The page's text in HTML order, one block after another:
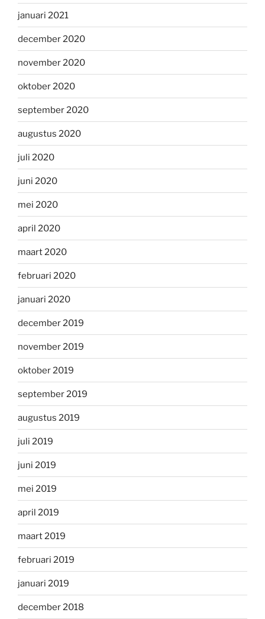
januari 2021
december 2020
november 2020
oktober 2020
september 2020
augustus 2020
juli 2020
juni 2020
mei 2020
april 2020
maart 2020
februari 2020
januari 2020
december 2019
november 2019
oktober 2019
september 2019
augustus 2019
juli 2019
juni 2019
mei 2019
april 2019
maart 2019
februari 2019
januari 2019
december 2018